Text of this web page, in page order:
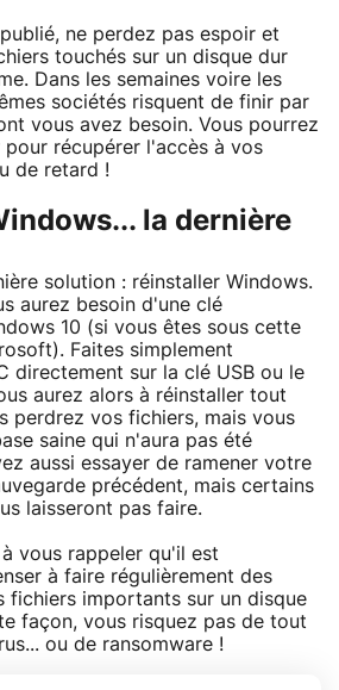
ne perdez pas espoir et
touchés sur un disque dur
Dans les semaines voire les
sociétés risquent de finir par
vous avez besoin. Vous pourrez
récupérer l'accès à vos
de retard !
la dernière
solution : réinstaller Windows.
aurez besoin d'une clé
10 (si vous êtes sous cette
Faites simplement
directement sur la clé USB ou le
aurez alors à réinstaller tout
perdrez vos fichiers, mais vous
saine qui n'aura pas été
aussi essayer de ramener votre
précédent, mais certains
laisseront pas faire.
vous rappeler qu'il est
à faire régulièrement des
fichiers importants sur un disque
façon, vous risquez pas de tout
ou de ransomware !